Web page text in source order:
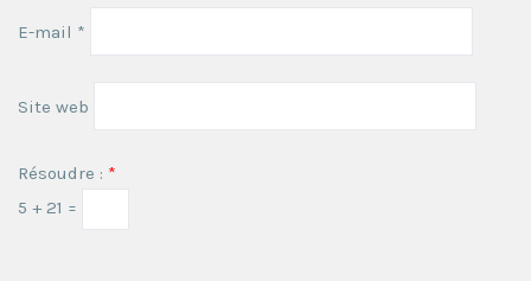
E-mail *
Site web
Résoudre : *
5 + 21 =